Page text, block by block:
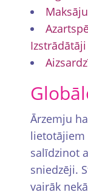
Izstrādātāji
Ārzemju
lietotājiem
salīdzinot
sniedzēji.
vairāk